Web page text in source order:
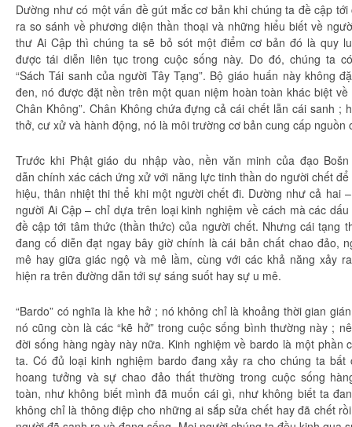
Dường như có mộtvấn đềgút mắc cơ bản khi chúng ta đề cập tới
raso sánh vềphương diện thần thoạivà những hiểu biếtvề
thư Ai Cập thìchúng ta sẽ bỏ sótmột điểm cơ bản đó làquy
được tái diễn liên tụctrong cuộc sống này. Do đó, chúng ta
“SáchTái sanh của người Tây Tạng”. Bộ giáo huấn này không
đen, nó được đặt nền trên một quan niệm hoàn toàn khác biệt về
Chân Không”. Chân Không chứa đựng cả cái chết lẫn cái sanh ;
thở, cư xử và hành động, nó là môi trường cơ bản cung cấp nguồn
Trước khi Phật giáo du nhậpvào, nềnvăn minh của đạo
dẫn chính xác cách ứng xử với năng lực tinh thần do người chết
hiệu, thân nhiệt thi thể khi một người chết đi. Dường như cả hai
người Ai Cập – chỉdựa trên loạikinh nghiệm về cách mà các
đề cập tới tâm thức(thần thức) của người chết. Nhưng cáitạng
đang cố diễn đạt ngay bây giờ chính là cái bản chất chao đảo,
mê hay giữa giác ngộ và mê lầm, cùng với các khả năng xảy
hiện ra trên đường dẫn tới sự sáng suốt hay sự u mê.
“Bardo” có nghĩa là khe hở ; nó không chỉ là khoảng thời gian
nó cũng còn là các “kẽ hở” trong cuộc sống bình thường này ;
đời sống hàng ngày này nữa. Kinh nghiệm về bardo là một phần
ta. Có đủ loại kinh nghiệm bardo đang xảy ra chochúng ta bất
hoang tưởng và sựchao đảo thất thường trong cuộc sống
toàn, như không biết mình đã muốn cái gì, như không biết ta
không chỉ là thông điệp cho những ai sắp sửa chết hay đã chết